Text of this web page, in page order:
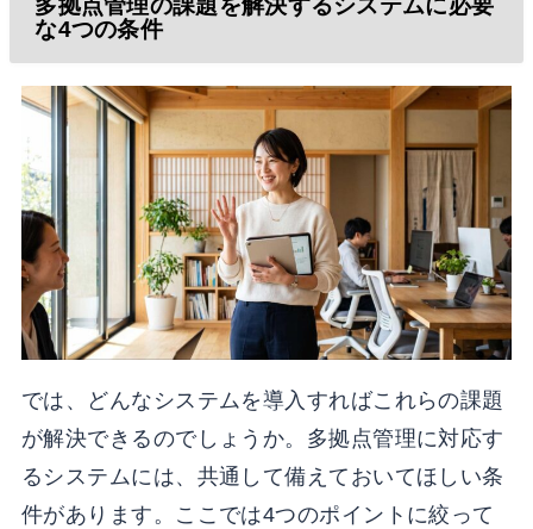
な4つの条件
では、どんなシステムを導入すればこれらの課題
が解決できるのでしょうか。多拠点管理に対応す
るシステムには、共通して備えておいてほしい条
件があります。ここでは4つのポイントに絞って